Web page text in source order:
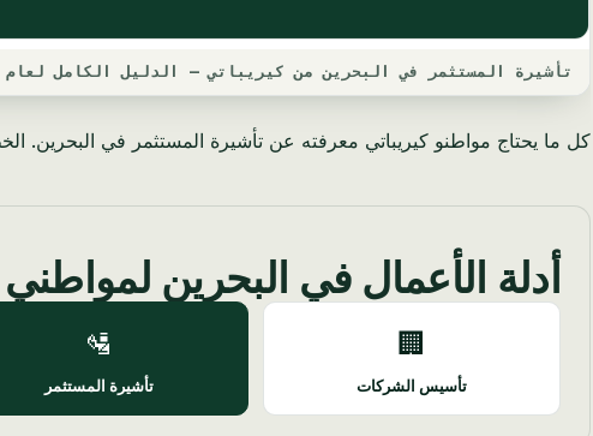
تأشيرة المستثمر في البحرين من كيريباتي — الدليل الكامل لعام 2025
كل ما يحتاج مواطنو كيريباتي معرفته عن تأشيرة المستثمر في البحرين.
أدلة الأعمال في البحرين لمواطني
🏢
تأسيس الشركات
🛂
تأشيرة المستثمر